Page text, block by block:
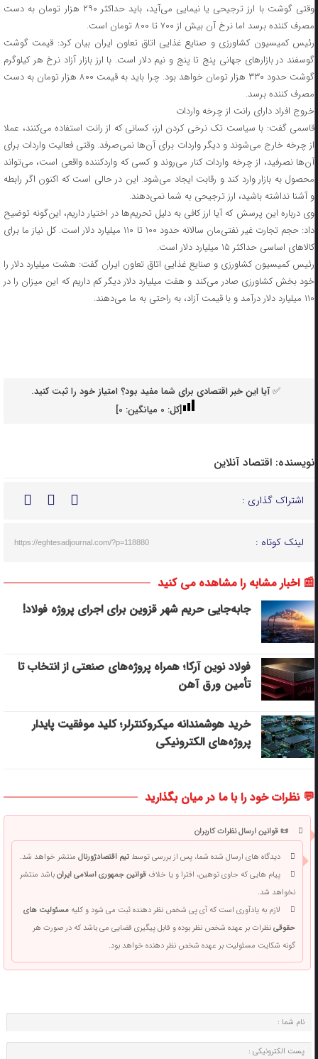
وقتی گوشت با ارز ترجیحی یا نیمایی می‌آید، باید حداکثر ۲۹۰ هزار تومان به دست
مصرف کننده برسد اما نرخ آن بیش از ۷۰۰ تا ۸۰۰ تومان است.
رئیس کمیسیون کشاورزی و صنایع غذایی اتاق تعاون ایران بیان کرد: قیمت گوشت
گوسفند در بازارهای جهانی پنج تا پنج و نیم دلار است. با ارز بازار آزاد نرخ هر کیلوگرم
گوشت حدود ۳۳۰ هزار تومان خواهد بود. چرا باید به قیمت ۸۰۰ هزار تومان به دست
مصرف کننده برسد.
خروج افراد دارای رانت از چرخه واردات
قاسمی گفت: با سیاست تک نرخی کردن ارز، کسانی که از رانت استفاده می‌کنند، عملا
از چرخه خارج می‌شوند و دیگر واردات برای آن‌ها نمی‌صرفد. وقتی فعالیت واردات برای
آن‌ها نصرفید، از چرخه واردات کنار می‌روند و کسی که واردکننده واقعی است، می‌تواند
محصول به بازار وارد کند و رقابت ایجاد می‌شود. این در حالی است که اکنون اگر رابطه
و آشنا نداشته باشید، ارز ترجیحی به شما نمی‌دهند.
وی درباره این پرسش که آیا ارز کافی به دلیل تحریم‌ها در اختیار داریم، این‌گونه توضیح
داد: حجم تجارت غیر نفتی‌مان سالانه حدود ۱۰۰ تا ۱۱۰ میلیارد دلار است. کل نیاز ما برای
کالاهای اساسی حداکثر ۱۵ میلیارد دلار است.
رئیس کمیسیون کشاورزی و صنایع غذایی اتاق تعاون ایران گفت: هشت میلیارد دلار را
خود بخش کشاورزی صادر می‌کند و هفت میلیارد دلار دیگر کم داریم که این میزان را در
۱۱۰ میلیارد دلار درآمد و با قیمت آزاد، به راحتی به ما می‌دهند.
✅ آیا این خبر اقتصادی برای شما مفید بود؟ امتیاز خود را ثبت کنید.
[کل: 0میانگین: 0
]
نویسنده: اقتصاد آنلاین
اشتراک گذاری :
لینک کوتاه : https://eghtesadjournal.com/?p=118880
📰 اخبار مشابه را مشاهده می کنید
جابه‌جایی حریم شهر قزوین برای اجرای پروژه فولاد!
فولاد نوین آرکا؛ همراه پروژه‌های صنعتی از انتخاب تا
تأمین ورق آهن
خرید هوشمندانه میکروکنترلر؛ کلید موفقیت پایدار
پروژه‌های الکترونیکی
💬 نظرات خود را با ما در میان بگذارید
📜 قوانین ارسال نظرات کاربران
دیدگاه های ارسال شده شما، پس از بررسی توسطتیم اقتصادژورنالمنتشر خواهد شد.
پیام هایی که حاوی توهین، افترا و یا خلافقوانین جمهوری اسلامی ایرانباشد منتشر
نخواهد شد.
لازم به یادآوری است که آی پی شخص نظر دهنده ثبت می شود و کلیهمسئولیت های
حقوقینظرات بر عهده شخص نظر بوده و قابل پیگیری قضایی می باشد که در صورت هر
گونه شکایت مسئولیت بر عهده شخص نظر دهنده خواهد بود.